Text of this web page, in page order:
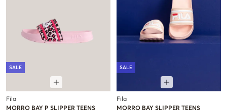
SALE
Fila
MORRO BAY P SLIPPER TEENS
SALE
Fila
MORRO BAY SLIPPER TEENS